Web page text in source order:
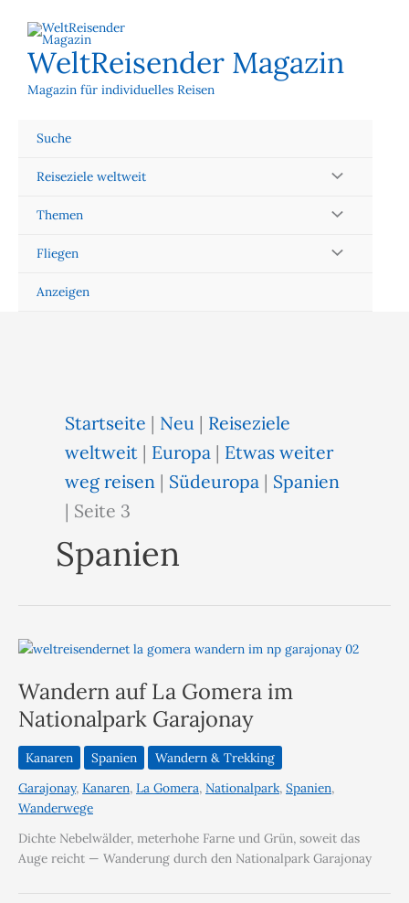
Inhalt
springenWeltReisender Magazin
Magazin für individuelles Reisen
Suche
Reiseziele weltweit
Themen
Fliegen
Anzeigen
Startseite | Neu | Reiseziele
weltweit | Europa | Etwas weiter
weg reisen | Südeuropa | Spanien
| Seite 3
Spanien
Wandern auf La Gomera im
Nationalpark Garajonay
Kanaren Spanien
Wandern & Trekking
Garajonay, Kanaren, La Gomera, Nationalpark, Spanien,
Wanderwege
Dichte Nebelwälder, meterhohe Farne und Grün, soweit das
Auge reicht — Wanderung durch den Nationalpark Garajonay